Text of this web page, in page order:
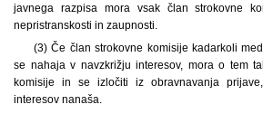
javnega razpisa mora vsak član strokovne
nepristranskosti in zaupnosti.
(3) Če član strokovne komisije kadarkoli
se nahaja v navzkrižju interesov, mora o tem
komisije in se izločiti iz obravnavanja
interesov nanaša.